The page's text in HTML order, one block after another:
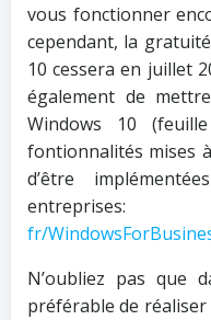
vous fonctionner
cependant, la
10 cessera en juillet
également de
Windows 10
fontionnalités mises
d’être
entreprises:
fr/
N’oubliez pas que
préférable de réaliser